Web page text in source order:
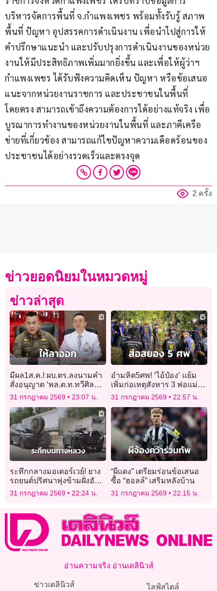
บริหารจัดการพื้นที่ จ.กำแพงเพชร พร้อมทั้งรับรู้ สภาพ
พื้นที่ ปัญหา อุปสรรคการดำเนินงาน เพื่อนำไปสู่การให้
คำปรึกษาแนะนำ และปรับปรุงการดำเนินงานของหน่วย
งานให้มีประสิทธิภาพเพิ่มมากยิ่งขึ้น และเพื่อให้ผู้ว่าฯ
กำแพงเพชร ได้รับฟังความคิดเห็น ปัญหา หรือข้อเสนอ
แนะจากหน่วยงานราชการ และประชาชนในพื้นที่
โดยตรง สามารถเข้าถึงความต้องการได้อย่างแท้จริง เพื่อ
บูรณาการทำงานของหน่วยงานในพื้นที่ และภาคีเครือ
ข่ายที่เกี่ยวข้อง สามารถแก้ไขปัญหาความเดือดร้อนของ
ประชาชนได้อย่างรวดเร็วและตรงจุด
2 ครั้ง
ข่าวยอดนิยมในหมวดหมู่
ข่าวล่าสุด
มีผล1ส.ค.! ผบ.ตร.ลงนามคำ
สั่งอนุญาต ‘พล.ต.ท.ทวีศิลป์’
ลาออกจากราชการ
31 กรกฎาคม 2569 23:07 น.
อำมหิต5ศพ! ‘ไอ้ป๋อง’ แย้ม
เพิ่มก่อเหตุสังหาร 3 พ่อแม่ลูก
ฝังอำพรางใกล้พี่น้องรัสเซีย
31 กรกฎาคม 2569 22:57 น.
ระทึกกลางมอเตอร์เวย์! ยาง
รถยนต์ปริศนาพุ่งข้ามฝั่งอัด
กระจกหน้ารถเอสยูวีพังยับ
31 กรกฎาคม 2569 22:24 น.
“ผีแดง” เตรียมร่อนข้อเสนอ
ซื้อ “ฮอลล์” เสริมหลังบ้าน
31 กรกฎาคม 2569 22:15 น.
อ่านความจริง อ่านเดลินิวส์
ข่าวเดลินิวส์ ไลฟ์สไตล์